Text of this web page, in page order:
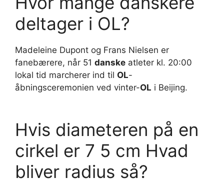
deltager i OL?
Madeleine Dupont og Frans Nielsen er
fanebærere, når 51 danske atleter kl. 20:00
lokal tid marcherer ind til OL-
åbningsceremonien ved vinter-OL i Beijing.
Hvis diameteren på en
cirkel er 7 5 cm Hvad
bliver radius så?